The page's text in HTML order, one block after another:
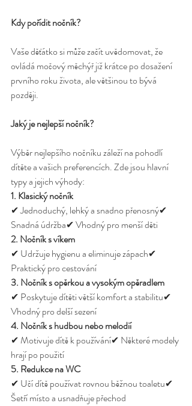
Kdy pořídit nočník?
Vaše děťátko si může začít uvědomovat, že
ovládá močový měchýř již krátce po dosažení
prvního roku života, ale většinou to bývá
později.
Jaký je nejlepší nočník?
Výběr nejlepšího nočníku záleží na pohodlí
dítěte a vašich preferencích. Zde jsou hlavní
typy a jejich výhody:
1. Klasický nočník
✔ Jednoduchý, lehký a snadno přenosný✔
Snadná údržba✔ Vhodný pro menší děti
2. Nočník s víkem
✔ Udržuje hygienu a eliminuje zápach✔
Praktický pro cestování
3. Nočník s opěrkou a vysokým opěradlem
✔ Poskytuje dítěti větší komfort a stabilitu✔
Vhodný pro delší sezení
4. Nočník s hudbou nebo melodií
✔ Motivuje dítě k používání✔ Některé modely
hrají po použití
5. Redukce na WC
✔ Učí dítě používat rovnou běžnou toaletu✔
Šetří místo a usnadňuje přechod